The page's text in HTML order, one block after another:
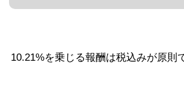
10.21%を乗じる報酬は税込みが原則